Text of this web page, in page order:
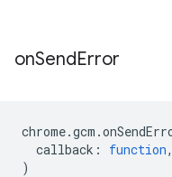
onSendError
chrome.gcm .
callback : function,
)